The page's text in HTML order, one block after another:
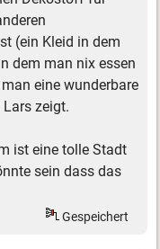
(ein Kleid in dem
dem man nix essen
eine wunderbare
zeigt.
ist eine tolle Stadt
sein dass das
Gespeichert